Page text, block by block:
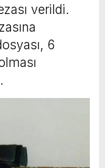
verildi.
6